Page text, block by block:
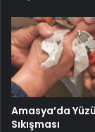
Amasya’da
Sıkışması